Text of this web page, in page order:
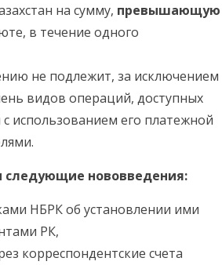
на сумму, превышающую
в течение одного
не подлежит, за исключением
видов операций, доступных
использованием его платежной
следующие нововведения:
НБРК об установлении ими
РК,
корреспондентские счета